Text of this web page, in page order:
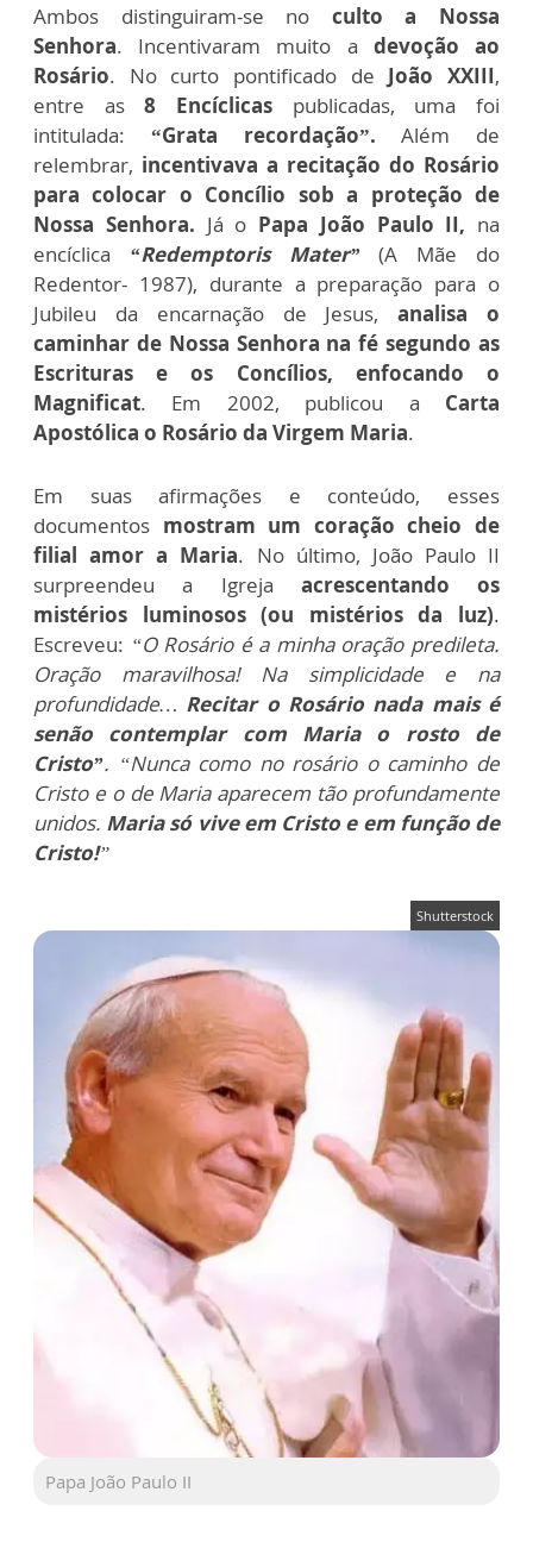
Ambos distinguiram-se no culto a Nossa
Senhora. Incentivaram muito a devoção ao
Rosário. No curto pontificado de João XXIII,
entre as8 Encíclicas publicadas, uma foi
intitulada: “Grata recordação”.Além de
relembrar, incentivava a recitação do Rosário
para colocar o Concílio sob a proteção de
Nossa Senhora. Já o Papa João Paulo II, na
encíclica “Redemptoris Mater”(A Mãe do
Redentor- 1987), durante a preparação para o
Jubileu da encarnação de Jesus,analisa o
caminhar de Nossa Senhora na fé segundo as
Escrituras e os Concílios, enfocando o
Magnificat. Em 2002, publicou a Carta
Apostólica o Rosário da Virgem Maria.
Em suas afirmações e conteúdo, esses
documentos mostram um coração cheio de
filial amor a Maria. No último, João Paulo II
surpreendeu a Igreja acrescentando os
mistérios luminosos (ou mistérios da luz).
Escreveu: “O Rosário é a minha oração predileta.
Oração maravilhosa! Na simplicidade e na
profundidade… Recitar o Rosário nada mais é
senão contemplar com Maria o rosto de
Cristo”. “Nunca como no rosário o caminho de
Cristo e o de Maria aparecem tão profundamente
unidos. Maria só vive em Cristo e em função de
Cristo!”
Shutterstock
Papa João Paulo II